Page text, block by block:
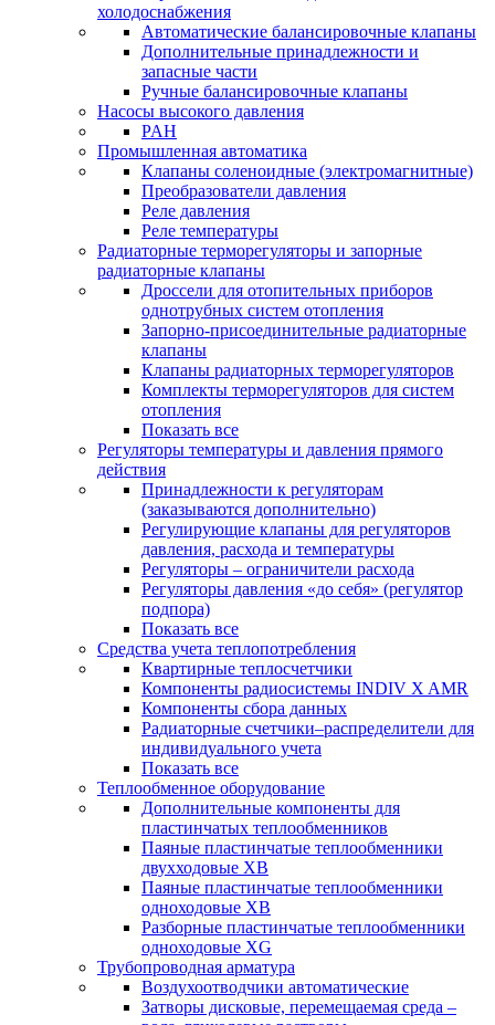
холодоснабжения
Автоматические балансировочные клапаны
Дополнительные принадлежности и
запасные части
Ручные балансировочные клапаны
Насосы высокого давления
PAH
Промышленная автоматика
Клапаны соленоидные (электромагнитные)
Преобразователи давления
Реле давления
Реле температуры
Радиаторные терморегуляторы и запорные
радиаторные клапаны
Дроссели для отопительных приборов
однотрубных систем отопления
Запорно-присоединительные радиаторные
клапаны
Клапаны радиаторных терморегуляторов
Комплекты терморегуляторов для систем
отопления
Показать все
Регуляторы температуры и давления прямого
действия
Принадлежности к регуляторам
(заказываются дополнительно)
Регулирующие клапаны для регуляторов
давления, расхода и температуры
Регуляторы – ограничители расхода
Регуляторы давления «до себя» (регулятор
подпора)
Показать все
Средства учета теплопотребления
Квартирные теплосчетчики
Компоненты радиосистемы INDIV X AMR
Компоненты сбора данных
Радиаторные счетчики–распределители для
индивидуального учета
Показать все
Теплообменное оборудование
Дополнительные компоненты для
пластинчатых теплообменников
Паяные пластинчатые теплообменники
двухходовые XB
Паяные пластинчатые теплообменники
одноходовые ХВ
Разборные пластинчатые теплообменники
одноходовые ХG
Трубопроводная арматура
Воздухоотводчики автоматические
Затворы дисковые, перемещаемая среда –